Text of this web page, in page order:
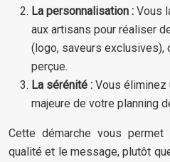
La personnalisation : Vous
aux artisans pour réaliser
(logo, saveurs exclusives),
perçue.
La sérénité : Vous éliminez
majeure de votre planning
Cette démarche vous
qualité et le message, plutôt